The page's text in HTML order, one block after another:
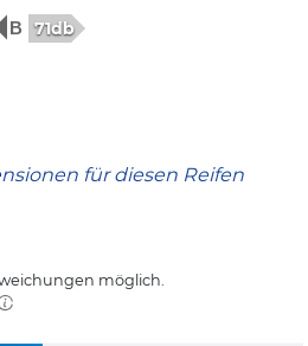
71db
für diesen Reifen
möglich.